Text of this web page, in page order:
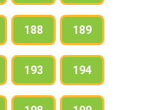
188 189
193 194